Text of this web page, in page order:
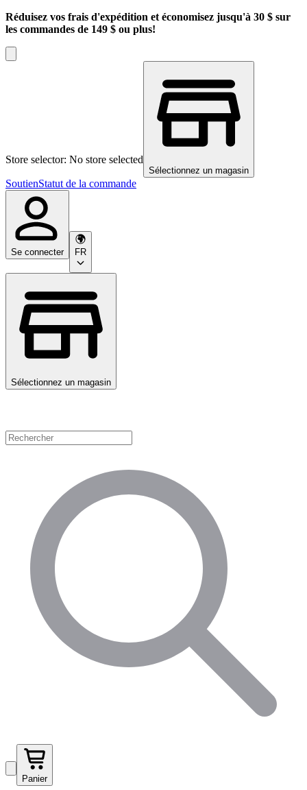
Réduisez vos frais d'expédition et économisez jusqu'à 30 $ sur
les commandes de 149 $ ou plus!
Store selector: No store selected
Sélectionnez un magasin
SoutienStatut de la commande
Se connecter FR
Sélectionnez un magasin
Panier